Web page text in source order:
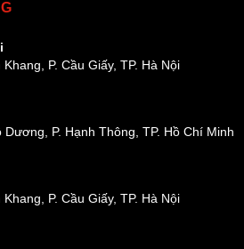
P. Cầu Giấy, TP. Hà Nội
Dương, P. Hạnh Thông, TP. Hồ Chí Minh
P. Cầu Giấy, TP. Hà Nội